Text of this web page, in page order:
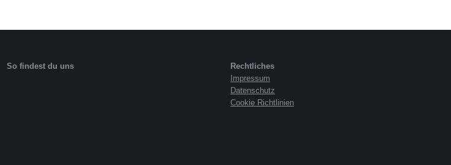
So findest du uns
Rechtliches
Impressum
Datenschutz
Cookie Richtlinien